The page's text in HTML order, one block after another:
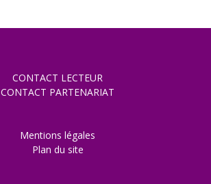
CONTACT LECTEUR
CONTACT PARTENARIAT
Mentions légales
Plan du site